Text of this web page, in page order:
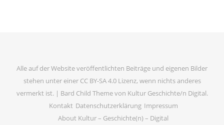
Alle auf der Website veröffentlichten Beiträge und eigenen Bilder
stehen unter einer CC BY-SA 4.0 Lizenz, wenn nichts anderes
vermerkt ist. | Bard Child Theme von Kultur Geschichte/n Digital.
Kontakt Datenschutzerklärung Impressum
About Kultur – Geschichte(n) – Digital